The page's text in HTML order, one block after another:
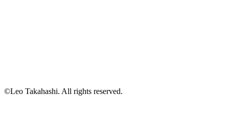
©Leo Takahashi. All rights reserved.